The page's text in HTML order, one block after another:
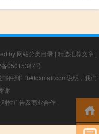
by 网站分类目录 | 精选推荐文章 |
05015387号
件到f_fb#foxmail.com说明，我们
谢
性广告及商业合作